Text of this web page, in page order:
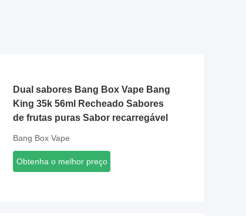
Dual sabores Bang Box Vape Bang
King 35k 56ml Recheado Sabores
de frutas puras Sabor recarregável
Bang Box Vape
Obtenha o melhor preço